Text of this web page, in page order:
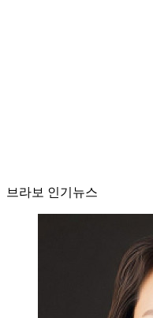
브라보 인기뉴스